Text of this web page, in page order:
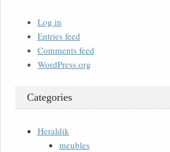
Log in
Entries feed
Comments feed
WordPress.org
Categories
Heraldik
meubles